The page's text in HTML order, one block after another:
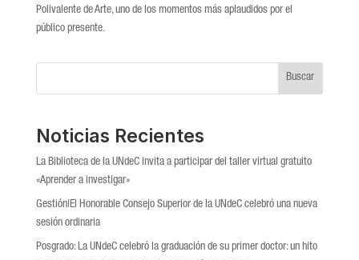
Polivalente de Arte, uno de los momentos más aplaudidos por el
público presente.
Buscar
Noticias Recientes
La Biblioteca de la UNdeC invita a participar del taller virtual gratuito
«Aprender a investigar»
Gestión|El Honorable Consejo Superior de la UNdeC celebró una nueva
sesión ordinaria
Posgrado: La UNdeC celebró la graduación de su primer doctor: un hito